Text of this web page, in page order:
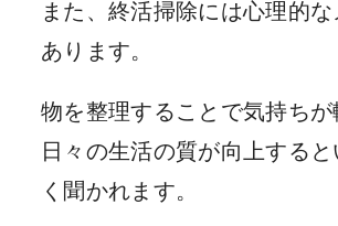
また、終活掃除には心理的
あります。
物を整理することで気持ちが
日々の生活の質が向上する
く聞かれます。